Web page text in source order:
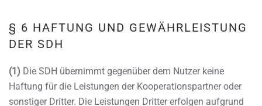
§ 6 HAFTUNG UND GEWÄHRLEISTUNG
DER SDH
(1) Die SDH übernimmt gegenüber dem Nutzer keine
Haftung für die Leistungen der Kooperationspartner oder
sonstiger Dritter. Die Leistungen Dritter erfolgen aufgrund